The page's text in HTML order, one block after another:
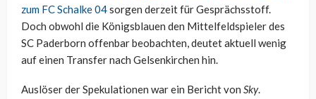
zum FC Schalke 04sorgen derzeit für Gesprächsstoff.
Doch obwohl die Königsblauen den Mittelfeldspieler des
SC Paderborn offenbar beobachten, deutet aktuell wenig
auf einen Transfer nach Gelsenkirchen hin.
Auslöser der Spekulationen war ein Bericht von Sky.